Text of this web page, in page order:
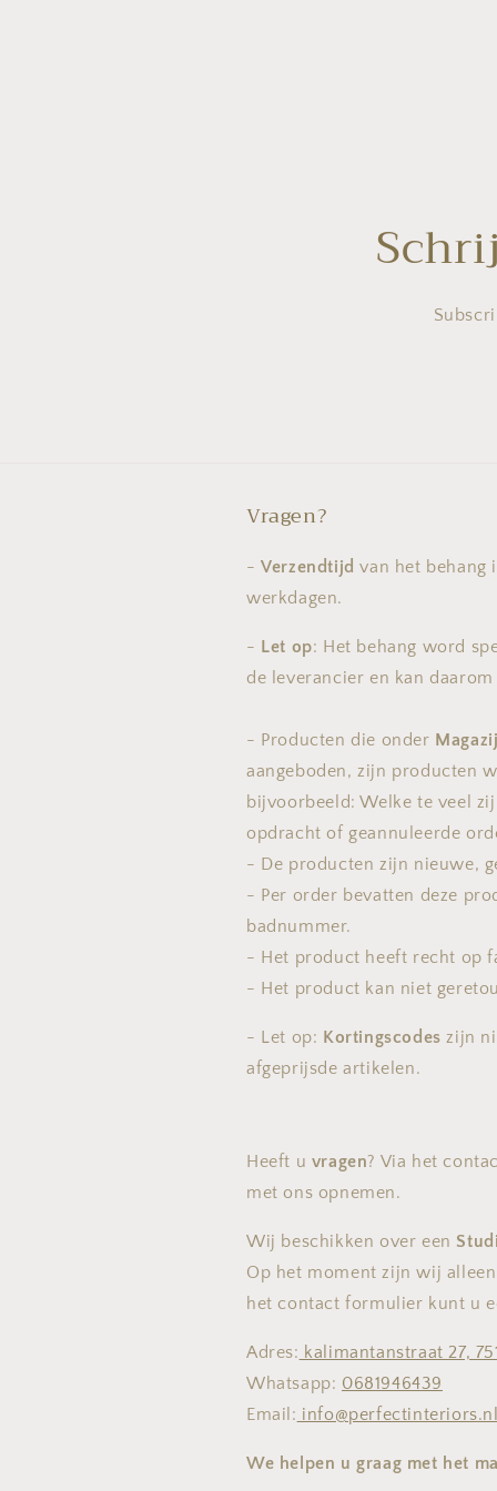
Vragen?
-Verzendtijd van het behang
werkdagen.
- Let op: Het behang word
de leverancier en kan daarom
- Producten die onder
aangeboden, zijn producten
bijvoorbeeld: Welke te veel
opdracht of geannuleerde
- De producten zijn nieuwe,
- Per order bevatten deze
badnummer.
- Het product heeft recht op
- Het product kan niet
- Let op: Kortingscodes zijn
afgeprijsde artikelen.
Heeft u vragen? Via het
met ons opnemen.
Wij beschikken over een
Op het moment zijn wij
het contact formulier kunt u
Adres: kalimantanstraat 27,
Whatsapp: 0681946439
Email: info@perfectinteriors.nl
We helpen u graag met het